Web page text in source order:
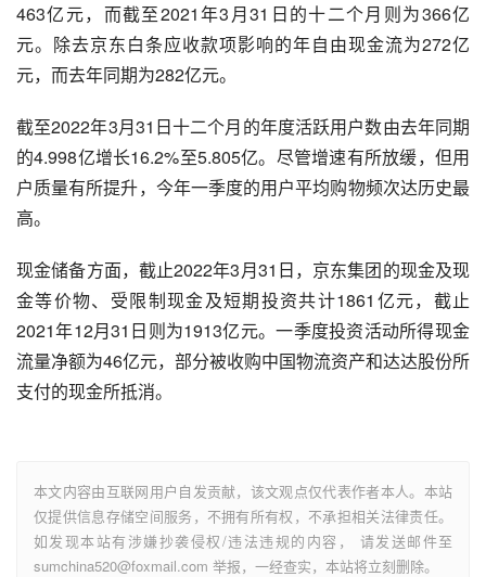
463亿元，而截至2021年3月31日的十二个月则为366亿
元。除去京东白条应收款项影响的年自由现金流为272亿
元，而去年同期为282亿元。
截至2022年3月31日十二个月的年度活跃用户数由去年同期
的4.998亿增长16.2%至5.805亿。尽管增速有所放缓，但用
户质量有所提升，今年一季度的用户平均购物频次达历史最
高。
现金储备方面，截止2022年3月31日，京东集团的现金及现
金等价物、受限制现金及短期投资共计1861亿元，截止
2021年12月31日则为1913亿元。一季度投资活动所得现金
流量净额为46亿元，部分被收购中国物流资产和达达股份所
支付的现金所抵消。
本文内容由互联网用户自发贡献，该文观点仅代表作者本人。本站
仅提供信息存储空间服务，不拥有所有权，不承担相关法律责任。
如发现本站有涉嫌抄袭侵权/违法违规的内容， 请发送邮件至
sumchina520@foxmail.com 举报，一经查实，本站将立刻删除。